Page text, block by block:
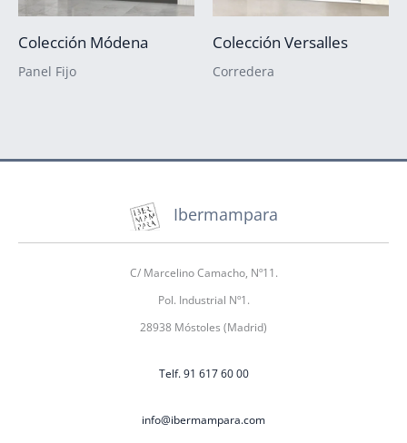
Colección Módena
Panel Fijo
Colección Versalles
Corredera
Ibermampara
C/ Marcelino Camacho, Nº11.
Pol. Industrial Nº1.
28938 Móstoles (Madrid)
Telf. 91 617 60 00
info@ibermampara.com